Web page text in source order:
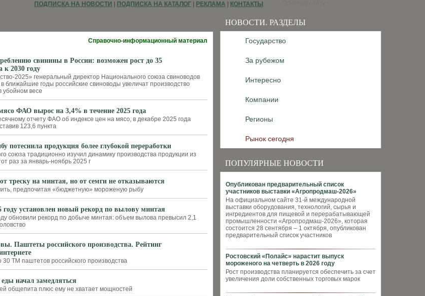
НОВОСТИ. РАЗДЕЛЫ
Государство
За рубежом
Интересно
Компании
Регионы
Рынок сегодня
ПОПУЛЯРНЫЕ НОВОСТИ
Опубликован предварительный список
участников выставки «Агропродмаш-2026»
На официальном сайте 31-й международной
выставки оборудования, технологий, сырья и
ингредиентов для пищевой и перерабатывающей
промышленности «Агропродмаш-2026», которая
состоится 28 сентября – 1 октября, опубликован
предварительный список участников
Ростовский «Полайс» нарастит выпуск
мороженого на четверть в 2026 году
Рост производства планируется обеспечить за счет
увеличения доли собственных торговых марок
ПОДПИСКА НА НОВОСТИ ПОДПИСКА НА КАТАЛОГ РЕКЛАМА КОНТАКТЫ
Справочно-информационный материал
свинины в России: возможен рост до 35
к 2030 году
2025» генеральный директор Национального союза свиноводов
ближайшие годы российские свиноводы увеличат производство
убойном весе
ФАО вырос на 3,4% в течение 2025 года
отчету ФАО об индексе цен на мясо, в декабре 2025 года
123,6 пункта
потеснила продукция более глубокой переработки
союза традиционно изучил динамику производства продукции из
раз за январь-ноябрь 2025 г
треску на минтая, но от семги не отказываются
предпочитая «бюджетную» мороженую рыбу
году установлен новый рекорд по вылову минтая
обновили рекорд по добыче минтая: объем вылова превысил 2,1
Паштеты российского производства. Рейтинг
30 ТМ паштетов российского производства
начал замедляться
общепита плюс ему не хватает мощностей